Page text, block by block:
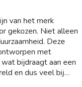
van het merk
gekozen. Niet alleen
Deze
met
bijdraagt aan een
en dus veel bij